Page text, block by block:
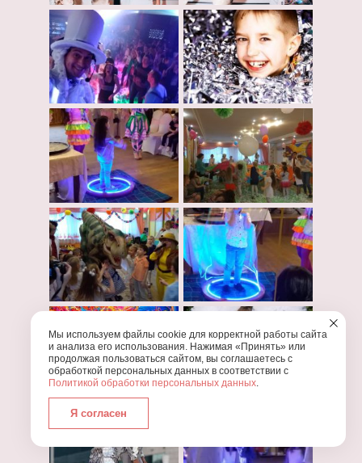
Мы используем файлы cookie для корректной работы сайта
и анализа его использования. Нажимая «Принять» или
продолжая пользоваться сайтом, вы соглашаетесь с
обработкой персональных данных в соответствии с
Политикой обработки персональных данных.
Я согласен